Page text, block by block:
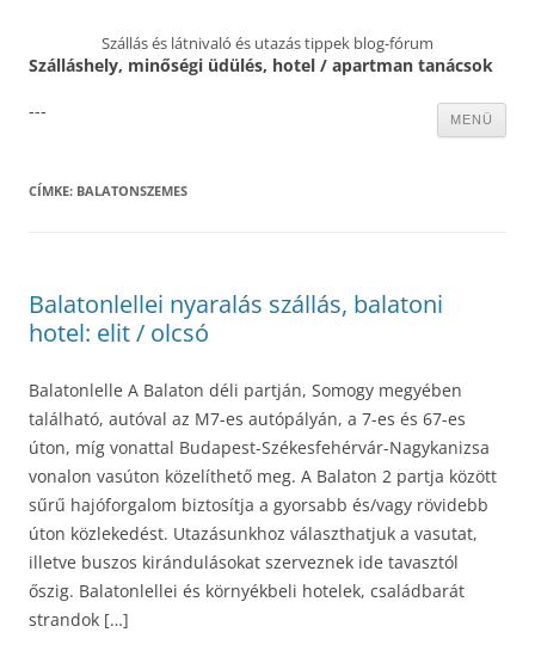
Szállás és látnivaló és utazás tippek blog-fórum
Szálláshely, minőségi üdülés, hotel / apartman tanácsok
MENÜ
---
CÍMKE: BALATONSZEMES
Balatonlellei nyaralás szállás, balatoni
hotel: elit / olcsó
Balatonlelle A Balaton déli partján, Somogy megyében
található, autóval az M7-es autópályán, a 7-es és 67-es
úton, míg vonattal Budapest-Székesfehérvár-Nagykanizsa
vonalon vasúton közelíthető meg. A Balaton 2 partja között
sűrű hajóforgalom biztosítja a gyorsabb és/vagy rövidebb
úton közlekedést. Utazásunkhoz választhatjuk a vasutat,
illetve buszos kirándulásokat szerveznek ide tavasztól
őszig. Balatonlellei és környékbeli hotelek, családbarát
strandok […]